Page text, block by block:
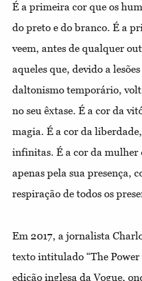
É a primeira cor que os
do preto e do branco. É a
veem, antes de qualquer
aqueles que, devido a
daltonismo temporário,
no seu êxtase. É a cor da
magia. É a cor da
infinitas. É a cor da mulher
apenas pela sua presença,
respiração de todos os
Em 2017, a jornalista
texto intitulado “The
edição inglesa da Vogue,